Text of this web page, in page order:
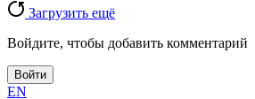
Загрузить ещё
Войдите, чтобы добавить комментарий
Войти
EN